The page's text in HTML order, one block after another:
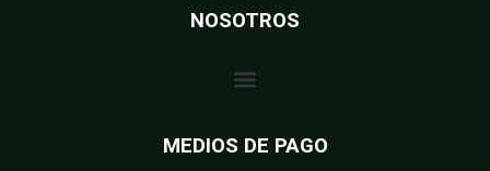
NOSOTROS
MEDIOS DE PAGO